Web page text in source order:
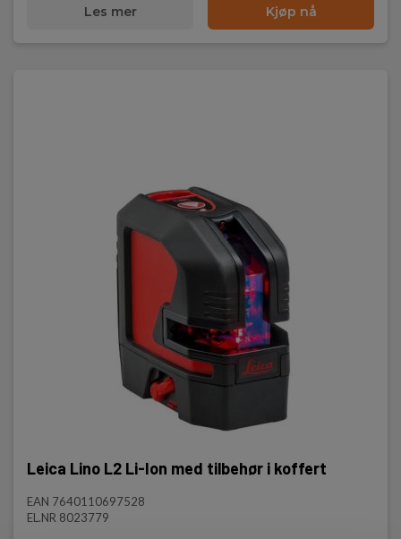
Les mer Kjøp nå
Leica Lino L2 Li-Ion med tilbehør i koffert
EAN 7640110697528
EL.NR 8023779